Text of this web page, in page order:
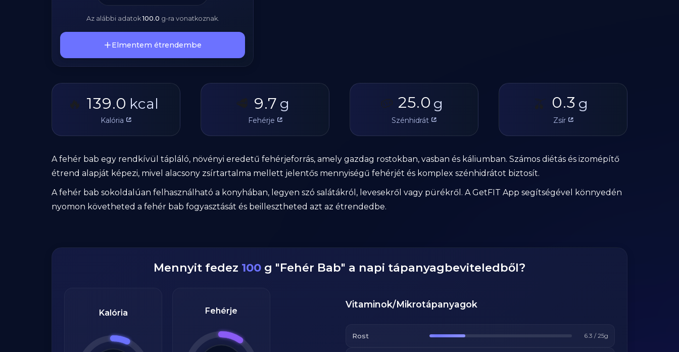
Az alábbi adatok100.0 g-ra vonatkoznak.
Elmentem étrendembe
🔥 139.0 kcal
Kalória
🥩 9.7 g
Fehérje
🥔 25.0 g
Szénhidrát
🫒 0.3 g
Zsír
A fehér bab egy rendkívül tápláló, növényi eredetű fehérjeforrás, amely gazdag rostokban, vasban és káliumban. Számos diétás és izomépítő
étrend alapját képezi, mivel alacsony zsírtartalma mellett jelentős mennyiségű fehérjét és komplex szénhidrátot biztosít.
A fehér bab sokoldalúan felhasználható a konyhában, legyen szó salátákról, levesekről vagy pürékről. A GetFIT App segítségével könnyedén
nyomon követheted a fehér bab fogyasztását és beillesztheted azt az étrendedbe.
Mennyit fedez 100 g "Fehér Bab" a napi tápanyagbeviteledből?
Kalória Fehérje
Vitaminok/Mikrotápanyagok
Rost 6.3 /25g